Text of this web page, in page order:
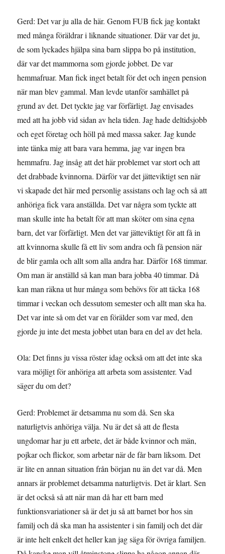
Gerd: Det var ju alla de här. Genom FUB fick jag kontakt
med många föräldrar i liknande situationer. Där var det ju,
de som lyckades hjälpa sina barn slippa bo på institution,
där var det mammorna som gjorde jobbet. De var
hemmafruar. Man fick inget betalt för det och ingen pension
när man blev gammal. Man levde utanför samhället på
grund av det. Det tyckte jag var förfärligt. Jag envisades
med att ha jobb vid sidan av hela tiden. Jag hade deltidsjobb
och eget företag och höll på med massa saker. Jag kunde
inte tänka mig att bara vara hemma, jag var ingen bra
hemmafru. Jag insåg att det här problemet var stort och att
det drabbade kvinnorna. Därför var det jätteviktigt sen när
vi skapade det här med personlig assistans och lag och så att
anhöriga fick vara anställda. Det var några som tyckte att
man skulle inte ha betalt för att man sköter om sina egna
barn, det var förfärligt. Men det var jätteviktigt för att få in
att kvinnorna skulle få ett liv som andra och få pension när
de blir gamla och allt som alla andra har. Därför 168 timmar.
Om man är anställd så kan man bara jobba 40 timmar. Då
kan man räkna ut hur många som behövs för att täcka 168
timmar i veckan och dessutom semester och allt man ska ha.
Det var inte så om det var en förälder som var med, den
gjorde ju inte det mesta jobbet utan bara en del av det hela.
Ola: Det finns ju vissa röster idag också om att det inte ska
vara möjligt för anhöriga att arbeta som assistenter. Vad
säger du om det?
Gerd: Problemet är detsamma nu som då. Sen ska
naturligtvis anhöriga välja. Nu är det så att de flesta
ungdomar har ju ett arbete, det är både kvinnor och män,
pojkar och flickor, som arbetar när de får barn liksom. Det
är lite en annan situation från början nu än det var då. Men
annars är problemet detsamma naturligtvis. Det är klart. Sen
är det också så att när man då har ett barn med
funktionsvariationer så är det ju så att barnet bor hos sin
familj och då ska man ha assistenter i sin familj och det där
är inte helt enkelt det heller kan jag säga för övriga familjen.